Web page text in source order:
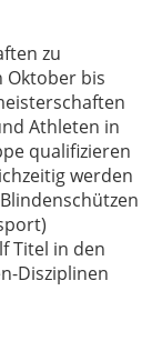
zu
Oktober bis
Athleten in
qualifizieren
werden
Titel in den
Disziplinen